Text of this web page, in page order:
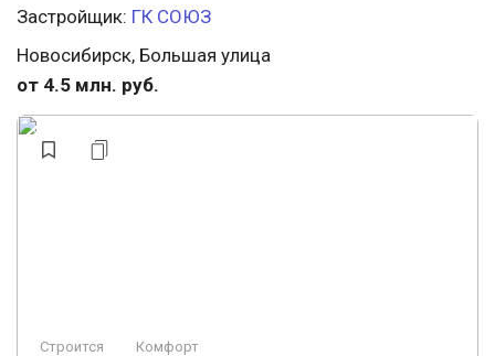
Застройщик: ГК СОЮЗ
Новосибирск, Большая улица
от 4.5 млн. руб.
Строится Комфорт